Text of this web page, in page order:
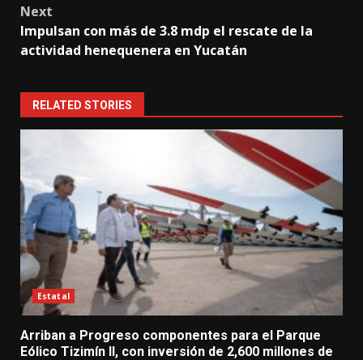
Next
Impulsan con más de 3.8 mdp el rescate de la
actividad henequenera en Yucatán
RELATED STORIES
Estatal
Arriban a Progreso componentes para el Parque
Eólico Tizimín II, con inversión de 2,600 millones de